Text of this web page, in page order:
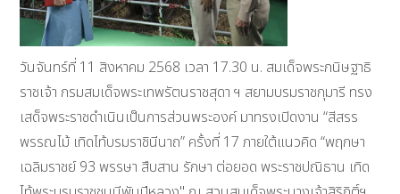
วันจันทร์ที่ 11 สิงหาคม 2568 เวลา 17.30 น. สมเด็จพระกนิษฐาธิ
ราชเจ้า กรมสมเด็จพระเทพรัตนราชสุดา ฯ สยามบรมราชกุมารี ทรง
เสด็จพระราชดำเนินเป็นการส่วนพระองค์ มาทรงเปิดงาน “สีสรร
พรรณไม้ เทิดไท้บรมราชินีนาถ” ครั้งที่ 17 ภายใต้แนวคิด “พฤกษา
เฉลิมราชย์ 93 พรรษา สืบสาน รักษา ต่อยอด พระราชปณิธาน เทิด